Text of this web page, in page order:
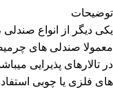
توضیحات
یکی دیگر از انواع صندلی
معمولا صندلی های چرمی
در تالارهای پذیرایی
های فلزی یا چوبی